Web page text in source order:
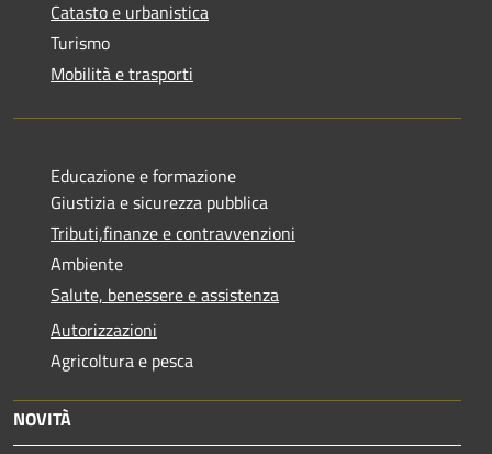
Catasto e urbanistica
Turismo
Mobilità e trasporti
Educazione e formazione
Giustizia e sicurezza pubblica
Tributi,finanze e contravvenzioni
Ambiente
Salute, benessere e assistenza
Autorizzazioni
Agricoltura e pesca
NOVITÀ